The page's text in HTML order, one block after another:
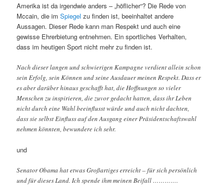
Amerika ist da irgendwie anders – „höflicher“? Die Rede von
Mccain, die imSpiegel zu finden ist, beeinhaltet andere
Aussagen. Dieser Rede kann man Respekt und auch eine
gewisse Ehrerbietung entnehmen. Ein sportliches Verhalten,
dass im heutigen Sport nicht mehr zu finden ist.
Nach dieser langen und schwierigen Kampagne verdient allein schon
sein Erfolg, sein Können und seine Ausdauer meinen Respekt. Dass er
es aber darüber hinaus geschafft hat, die Hoffnungen so vieler
Menschen zu inspirieren, die zuvor gedacht hatten, dass ihr Leben
nicht durch eine Wahl beeinflusst würde und auch nicht dachten,
dass sie selbst Einfluss auf den Ausgang einer Präsidentschaftswahl
nehmen könnten, bewundere ich sehr.
und
Senator Obama hat etwas Großartiges erreicht – für sich persönlich
und für dieses Land. Ich spende ihm meinen Beifall ………….